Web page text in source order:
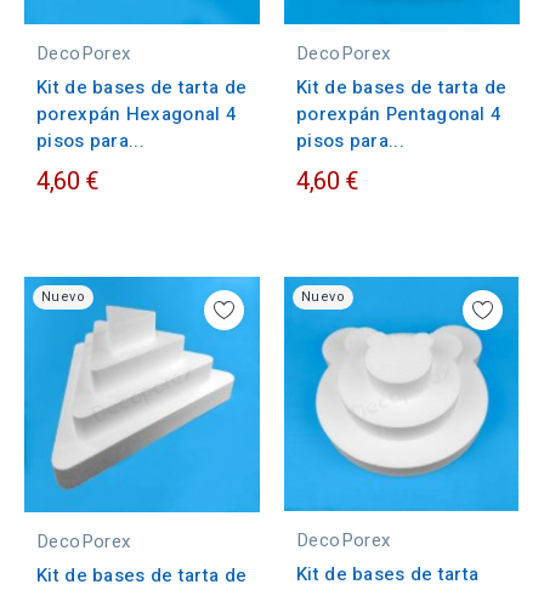
DecoPorex
Kit de bases de tarta de
porexpán Hexagonal 4
pisos para...
4,60 €
DecoPorex
Kit de bases de tarta de
porexpán Pentagonal 4
pisos para...
4,60 €
Nuevo
DecoPorex
Kit de bases de tarta de
Nuevo
DecoPorex
Kit de bases de tarta